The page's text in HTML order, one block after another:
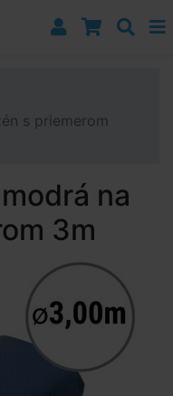
s priemerom
na
3m